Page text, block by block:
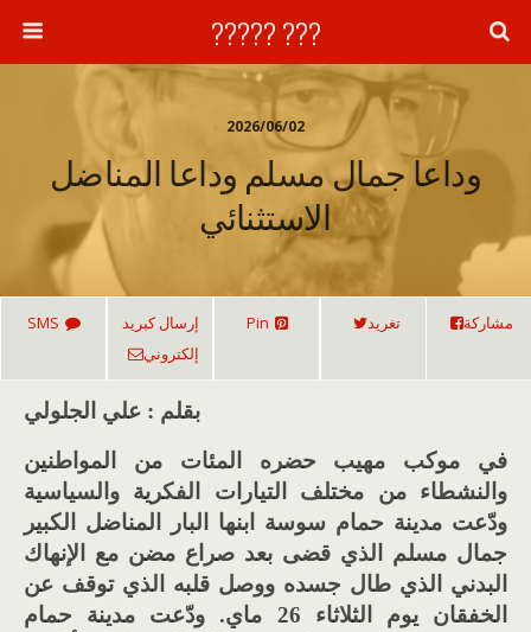
??? ?????
2026/06/02
وداعا جمال مسلم وداعا المناضل
الاستثنائي
مشاركة تغريد Pin
إرسال كبريد
إلكتروني
SMS
بقلم : علي الجلولي
في موكب مهيب حضره المئات من المواطنين
والنشطاء من مختلف التيارات الفكرية والسياسية
ودّعت مدينة حمام سوسة ابنها البار المناضل الكبير
جمال مسلم الذي قضى بعد صراع مضن مع الإنهاك
البدني الذي طال جسده ووصل قلبه الذي توقف عن
الخفقان يوم الثلاثاء 26 ماي. ودّعت مدينة حمام